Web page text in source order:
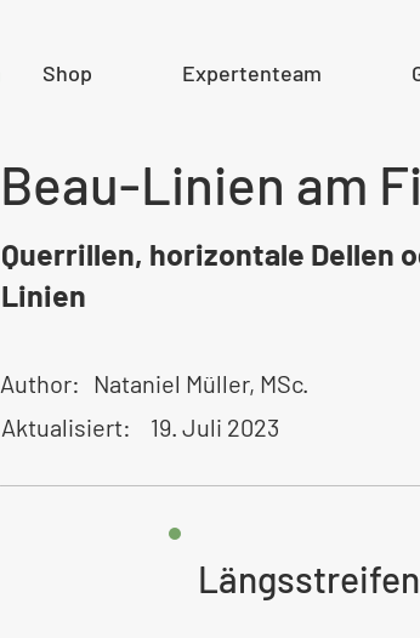
Shop Expertenteam
Beau-Linien am
Querrillen, horizontale Dellen
Linien
Author: Nataniel Müller, MSc.
Aktualisiert:
19. Juli 2023